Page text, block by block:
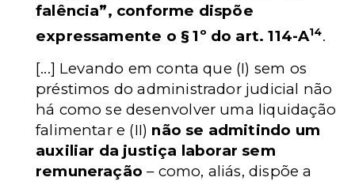
falência”, conforme dispõe
expressamente o § 1º do art. 114-A14.
[...] Levando em conta que (I) sem os
préstimos do administrador judicial não
há como se desenvolver uma liquidação
falimentar e (II) não se admitindo um
auxiliar da justiça laborar sem
remuneração– como, aliás, dispõe a